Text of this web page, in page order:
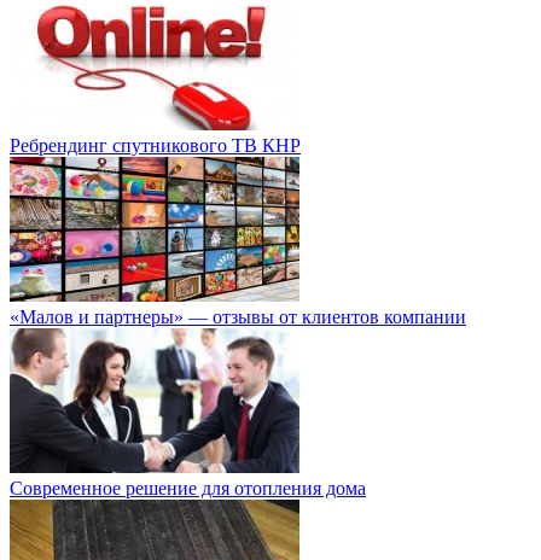
Ребрендинг спутникового ТВ КНР
«Малов и партнеры» — отзывы от клиентов компании
Современное решение для отопления дома